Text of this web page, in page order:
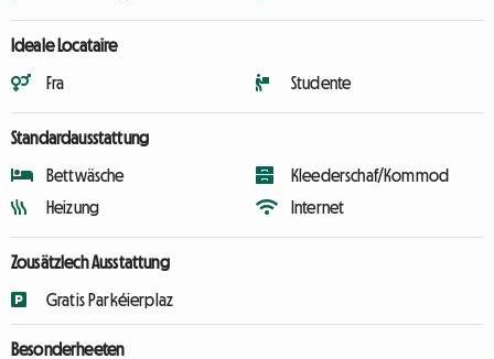
Ideale Locataire
Fra Studente
Standardausstattung
Bettwäsche
Heizung
Kleederschaf/Kommod
Internet
Zousätzlech Ausstattung
Gratis Parkéierplaz
Besonderheeten